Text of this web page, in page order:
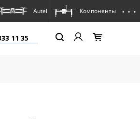
Autel Компоненты . . .
11 35